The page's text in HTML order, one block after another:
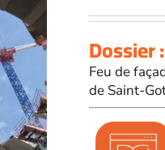
Dossier
Feu de
de Saint-